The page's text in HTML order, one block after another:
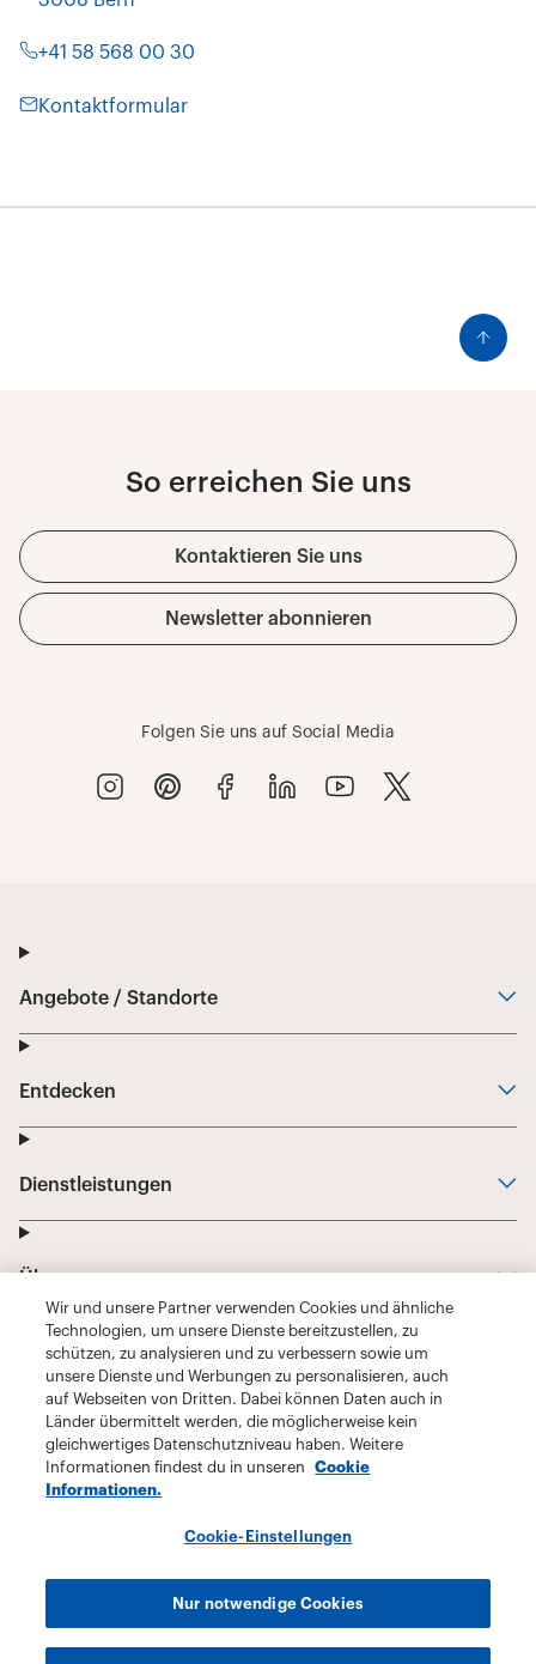
Wir und unsere Partner verwenden Cookies und ähnliche
Technologien, um unsere Dienste bereitzustellen, zu
schützen, zu analysieren und zu verbessern sowie um
unsere Dienste und Werbungen zu personalisieren, auch
auf Webseiten von Dritten. Dabei können Daten auch in
Länder übermittelt werden, die möglicherweise kein
gleichwertiges Datenschutzniveau haben. Weitere
Informationen findest du in unseren
Cookie
Informationen.
Cookie-Einstellungen
Nur notwendige Cookies